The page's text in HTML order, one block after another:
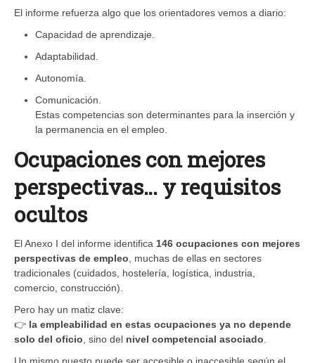
El informe refuerza algo que los orientadores vemos a diario:
Capacidad de aprendizaje.
Adaptabilidad.
Autonomía.
Comunicación.
Estas competencias son determinantes para la inserción y
la permanencia en el empleo.
Ocupaciones con mejores
perspectivas… y requisitos
ocultos
El Anexo I del informe identifica 146 ocupaciones con mejores
perspectivas de empleo , muchas de ellas en sectores
tradicionales (cuidados, hostelería, logística, industria,
comercio, construcción).
Pero hay un matiz clave:
👉 la empleabilidad en estas ocupaciones ya no depende
solo del oficio , sino del nivel competencial asociado
Un mismo puesto puede ser accesible o inaccesible según el